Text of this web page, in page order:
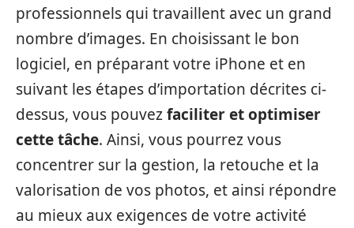
professionnels qui travaillent avec un grand
nombre d’images. En choisissant le bon
logiciel, en préparant votre iPhone et en
suivant les étapes d’importation décrites ci-
dessus, vous pouvezfaciliter et optimiser
cette tâche. Ainsi, vous pourrez vous
concentrer sur la gestion, la retouche et la
valorisation de vos photos, et ainsi répondre
au mieux aux exigences de votre activité